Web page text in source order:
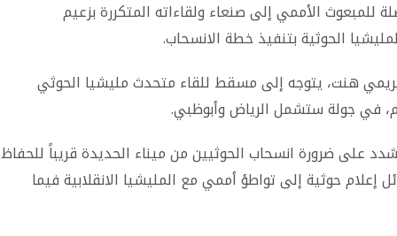
للمبعوث الأممي إلى صنعاء ولقاءاته المتكررة بزعيم
الحوثية بتنفيذ خطة الانسحاب.
هنت، يتوجه إلى مسقط للقاء متحدث مليشيا الحوثي
في جولة ستشمل الرياض وأبوظبي.
على ضرورة انسحاب الحوثيين من ميناء الحديدة قريباً للحفاظ
حوثية إلى تواطؤ أممي مع المليشيا الانقلابية فيما